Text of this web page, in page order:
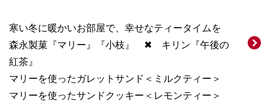
寒い冬に暖かいお部屋で、幸せなティータイムを
森永製菓『マリー』『小枝』 ✖ キリン『午後の
紅茶』
マリーを使ったガレットサンド＜ミルクティー＞
マリーを使ったサンドクッキー＜レモンティー＞